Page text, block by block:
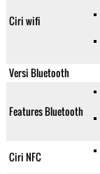
Ciri wifi
Versi Bluetooth
Features Bluetooth
Ciri NFC